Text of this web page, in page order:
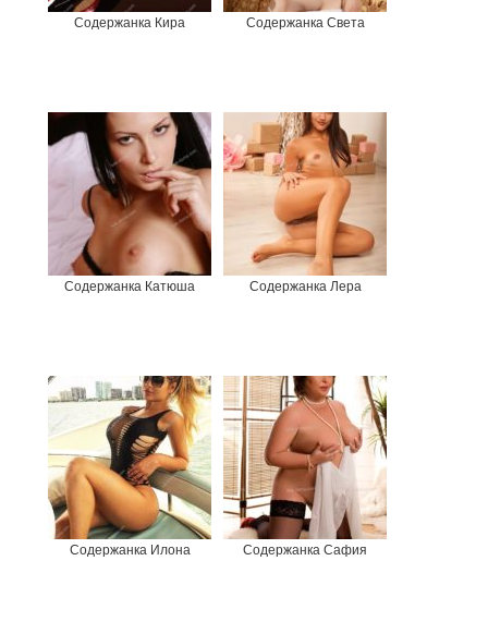
Содержанка Кира Содержанка Света
Содержанка Катюша Содержанка Лера
Содержанка Илона Содержанка Сафия